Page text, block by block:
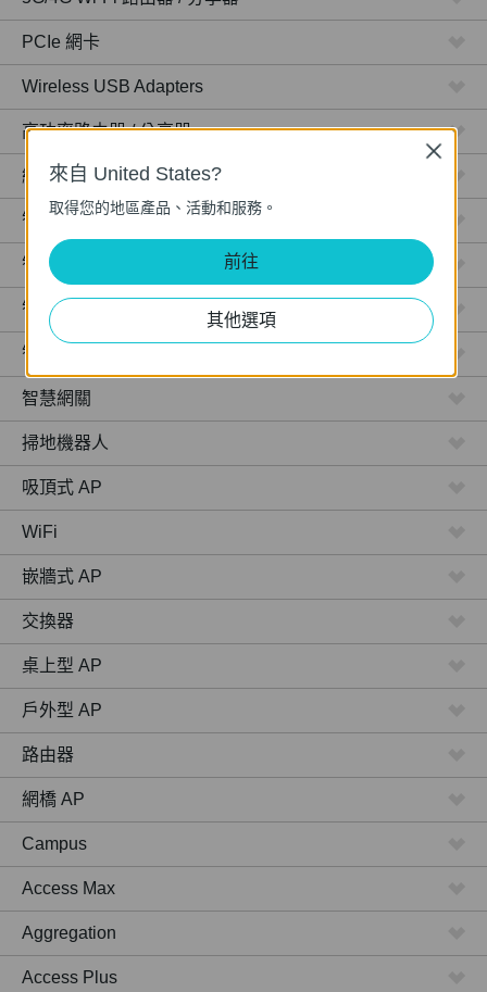
PCIe 網卡
Wireless USB Adapters
高功率路由器 / 分享器
網路攝影機
智慧型插座
智慧型燈泡
智慧開關
智慧感應器
智慧網關
掃地機器人
吸頂式 AP
WiFi
嵌牆式 AP
交換器
桌上型 AP
戶外型 AP
路由器
網橋 AP
Campus
Access Max
Aggregation
Access Plus
來自 United States?
取得您的地區產品、活動和服務。
前往
其他選項
Close